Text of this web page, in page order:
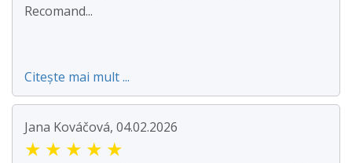
Recomand...
Citește mai mult ...
Jana Kováčová, 04.02.2026
★ ★ ★ ★ ★